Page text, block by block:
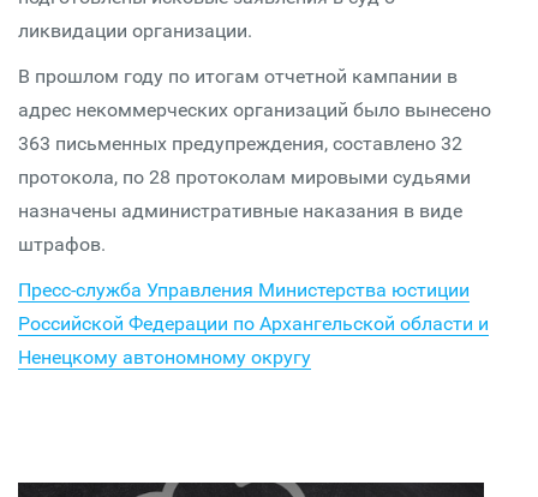
ликвидации организации.
В прошлом году по итогам отчетной кампании в
адрес некоммерческих организаций было вынесено
363 письменных предупреждения, составлено 32
протокола, по 28 протоколам мировыми судьями
назначены административные наказания в виде
штрафов.
Пресс-служба Управления Министерства юстиции
Российской Федерации по Архангельской области и
Ненецкому автономному округу